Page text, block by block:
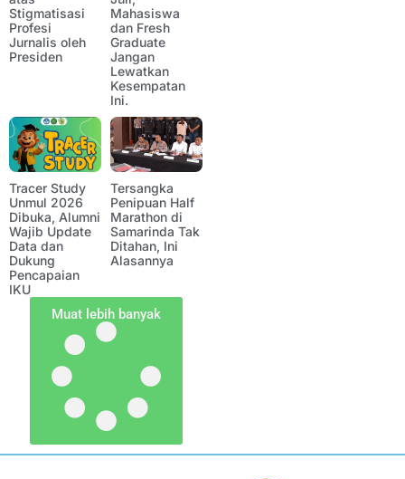
Stigmatisasi
Profesi
Jurnalis oleh
Presiden
Mahasiswa
dan Fresh
Graduate
Jangan
Lewatkan
Kesempatan
Ini.
Tracer Study
Unmul 2026
Dibuka, Alumni
Wajib Update
Data dan
Dukung
Pencapaian
IKU
Tersangka
Penipuan Half
Marathon di
Samarinda Tak
Ditahan, Ini
Alasannya
Muat lebih banyak